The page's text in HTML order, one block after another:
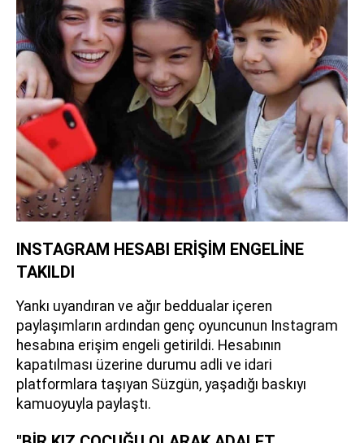
INSTAGRAM HESABI ERİŞİM ENGELİNE
TAKILDI
Yankı uyandıran ve ağır beddualar içeren
paylaşımların ardından genç oyuncunun Instagram
hesabına erişim engeli getirildi. Hesabının
kapatılması üzerine durumu adli ve idari
platformlara taşıyan Süzgün, yaşadığı baskıyı
kamuoyuyla paylaştı.